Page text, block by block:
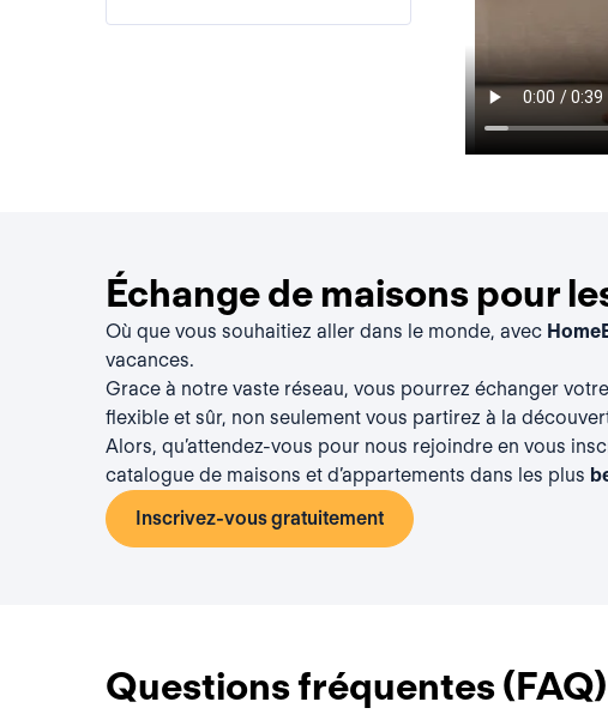
Échange de maisons pour
Où que vous souhaitiez aller dans le monde, avec
vacances.
Grace à notre vaste réseau, vous pourrez échanger
flexible et sûr, non seulement vous partirez à la
Alors, qu’attendez-vous pour nous rejoindre en vous
catalogue de maisons et d’appartements dans les plus
Inscrivez-vous gratuitement
Questions fréquentes (FAQ)